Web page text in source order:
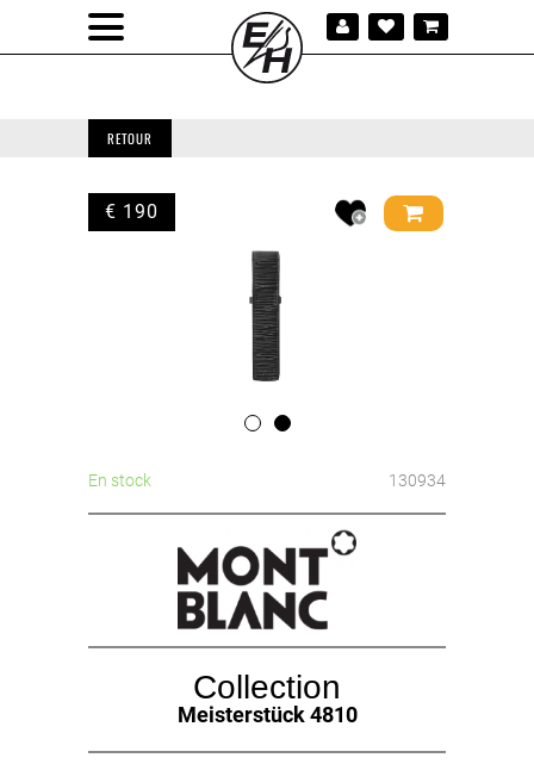
RETOUR
€ 190
En stock 130934
Collection
Meisterstück 4810